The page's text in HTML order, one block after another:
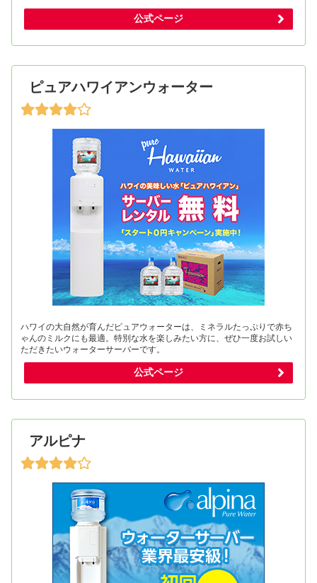
公式ページ
ピュアハワイアンウォーター
ハワイの大自然が育んだピュアウォーターは、ミネラルたっぷりで赤ち
ゃんのミルクにも最適。特別な水を楽しみたい方に、ぜひ一度お試しい
ただきたいウォーターサーバーです。
公式ページ
アルピナ